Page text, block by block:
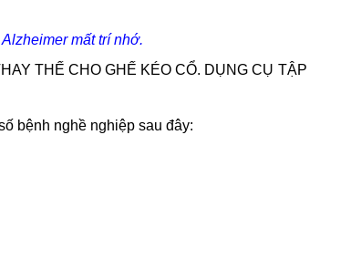
mất trí nhớ.
THẾ CHO GHẾ KÉO CỔ. DỤNG CỤ TẬP
bệnh nghề nghiệp sau đây: